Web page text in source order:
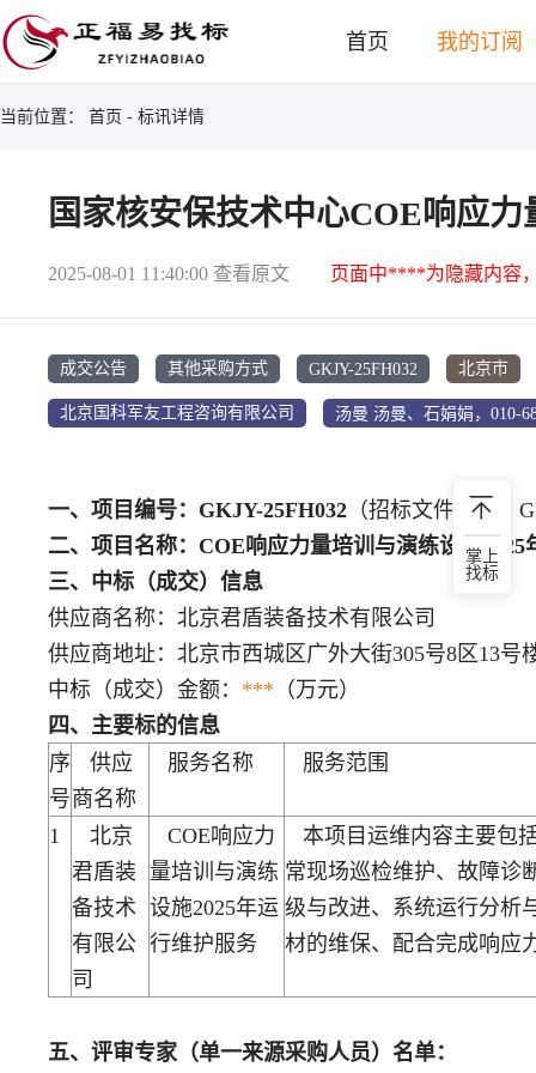
首页 我的订阅
当前位置： 首页 - 标讯详情
国家核安保技术中心COE响应
2025-08-01 11:40:00 查看原文 页面中****为隐藏内容
成交公告 其他采购方式 GKJY-25FH032 北京市
北京国科军友工程咨询有限公司
一、项目编号：GKJY-25FH032 （招标文件编号：
二、项目名称：COE响应力量培训与演练设施2025
三、中标（成交）信息
供应商名称：北京君盾装备技术有限公司
供应商地址：北京市西城区广外大街305号8区13号
中标（成交）金额： *** （万元）
四、主要标的信息
序
号
供应
商名称
服务名称 服务范围
1
北京
君盾装
备技术
有限公
司
COE响应力
量培训与演练
设施2025年运
行维护服务
本项目运维内容主要包
常现场巡检维护、故障诊
级与改进、系统运行分析
材的维保、配合完成响
五、评审专家（单一来源采购人员）名单：
掌上
找标